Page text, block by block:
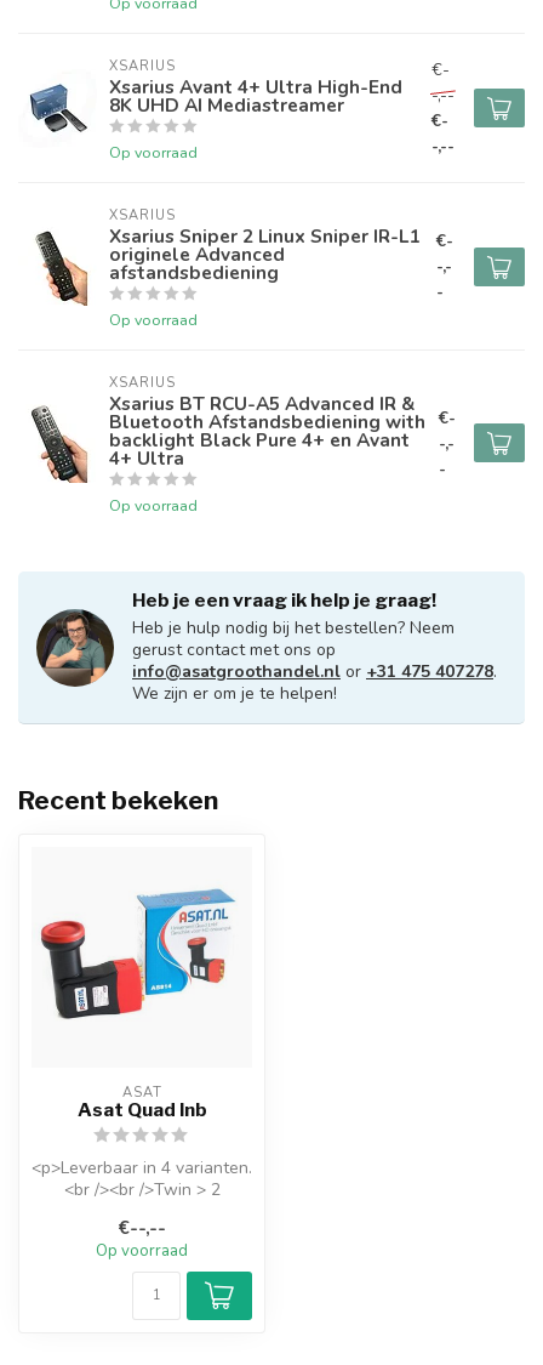
XSARIUS
Xsarius Avant 4+ Ultra High-End
8K UHD AI Mediastreamer
Op voorraad
€-
-,--
€-
-,--
XSARIUS
Xsarius Sniper 2 Linux Sniper IR-L1
originele Advanced
afstandsbediening
Op voorraad
€-
-,-
-
XSARIUS
Xsarius BT RCU-A5 Advanced IR &
Bluetooth Afstandsbediening with
backlight Black Pure 4+ en Avant
4+ Ultra
Op voorraad
€-
-,-
-
Heb je een vraag ik help je graag!
Heb je hulp nodig bij het bestellen? Neem
gerust contact met ons op
info@asatgroothandel.nl or +31 475 407278.
We zijn er om je te helpen!
Recent bekeken
ASAT
Asat Quad lnb
<p>Leverbaar in 4 varianten.
<br /><br />Twin > 2
uitgan...
€--,--
Op voorraad